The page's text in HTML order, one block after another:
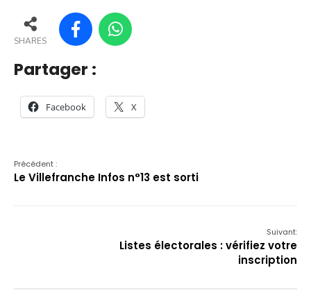
SHARES
Partager :
Facebook X
Précédent :
Le Villefranche Infos n°13 est sorti
Suivant:
Listes électorales : vérifiez votre
inscription